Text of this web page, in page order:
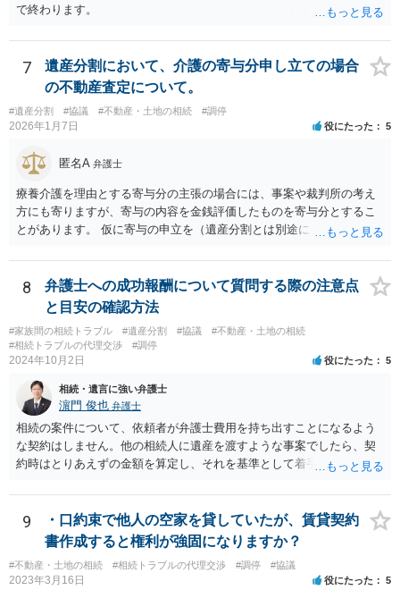
で終わります。
7
遺産分割において、介護の寄与分申し立ての場合
の不動産査定について。
#遺産分割 #協議 #不動産・土地の相続 #調停
2026年1月7日 役にたった 5
匿名A 弁護士
療養介護を理由とする寄与分の主張の場合には、事案や裁判所の考え
方にも寄りますが、寄与の内容を金銭評価したものを寄与分とするこ
とがあります。 仮に寄与の申立を（遺産分割とは別途に）して、その
価）は不要ということもあります。 ただ、前提として、遺産分割はし
なければならないでしょうから、現実的にはいずれにせよ不動産評価
は必要でしょう。
8
弁護士への成功報酬について質問する際の注意点
と目安の確認方法
#家族間の相続トラブル #遺産分割 #協議
#不動産・土地の相続
#相続トラブルの代理交渉
#調停
2024年10月2日 役にたった 5
相続・遺言に強い弁護士
濵門 俊也 弁護士
相続の案件について、依頼者が弁護士費用を持ち出すことになるよう
な契約はしません。他の相続人に遺産を渡すような事案でしたら、契
約時はとりあえずの金額を算定し、それを基準として着手金を設定
あり得ます。 今後の見通しを言わないで契約はできないです。依頼者
が納得できる説明を受けるべきです。
9
・口約束で他人の空家を貸していたが、賃貸契約
書作成すると権利が強固になりますか？
#不動産・土地の相続 #相続トラブルの代理交渉 #調停 #協議
2023年3月16日 役にたった 5